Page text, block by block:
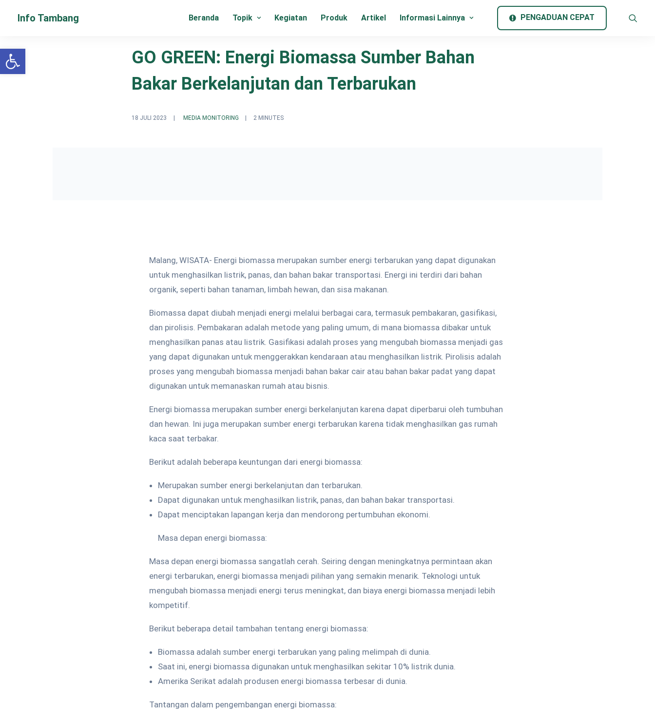
Info Tambang Beranda Topik Kegiatan Produk Artikel Informasi Lainnya PENGADUAN CEPAT
GO GREEN: Energi Biomassa Sumber Bahan
Bakar Berkelanjutan dan Terbarukan
18 JULI 2023 MEDIA MONITORING 2 MINUTES
Malang, WISATA- Energi biomassa merupakan sumber energi terbarukan yang dapat digunakan
untuk menghasilkan listrik, panas, dan bahan bakar transportasi. Energi ini terdiri dari bahan
organik, seperti bahan tanaman, limbah hewan, dan sisa makanan.
Biomassa dapat diubah menjadi energi melalui berbagai cara, termasuk pembakaran, gasifikasi,
dan pirolisis. Pembakaran adalah metode yang paling umum, di mana biomassa dibakar untuk
menghasilkan panas atau listrik. Gasifikasi adalah proses yang mengubah biomassa menjadi gas
yang dapat digunakan untuk menggerakkan kendaraan atau menghasilkan listrik. Pirolisis adalah
proses yang mengubah biomassa menjadi bahan bakar cair atau bahan bakar padat yang dapat
digunakan untuk memanaskan rumah atau bisnis.
Energi biomassa merupakan sumber energi berkelanjutan karena dapat diperbarui oleh tumbuhan
dan hewan. Ini juga merupakan sumber energi terbarukan karena tidak menghasilkan gas rumah
kaca saat terbakar.
Berikut adalah beberapa keuntungan dari energi biomassa:
Merupakan sumber energi berkelanjutan dan terbarukan.
Dapat digunakan untuk menghasilkan listrik, panas, dan bahan bakar transportasi.
Dapat menciptakan lapangan kerja dan mendorong pertumbuhan ekonomi.
Masa depan energi biomassa:
Masa depan energi biomassa sangatlah cerah. Seiring dengan meningkatnya permintaan akan
energi terbarukan, energi biomassa menjadi pilihan yang semakin menarik. Teknologi untuk
mengubah biomassa menjadi energi terus meningkat, dan biaya energi biomassa menjadi lebih
kompetitif.
Berikut beberapa detail tambahan tentang energi biomassa:
Biomassa adalah sumber energi terbarukan yang paling melimpah di dunia.
Saat ini, energi biomassa digunakan untuk menghasilkan sekitar 10% listrik dunia.
Amerika Serikat adalah produsen energi biomassa terbesar di dunia.
Tantangan dalam pengembangan energi biomassa:
Open toolbar